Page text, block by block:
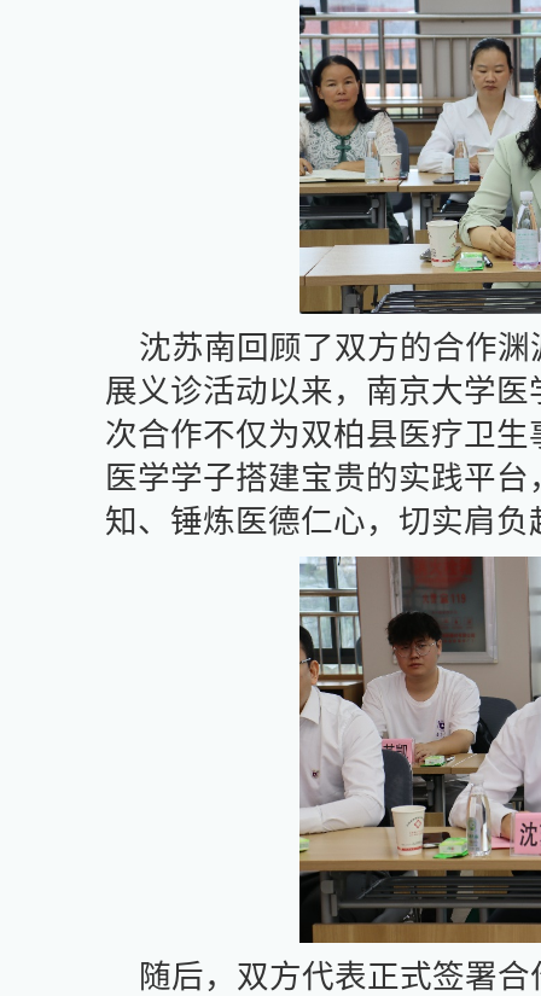
沈苏南回顾了双方的合作
展义诊活动以来，南京大学
次合作不仅为双柏县医疗卫
医学学子搭建宝贵的实践平
知、锤炼医德仁心，切实肩
随后，双方代表正式签署